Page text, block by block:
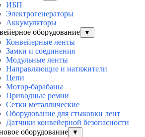
ИБП
Электрогенераторы
Аккумуляторы
оборудование
▼
Конвейерные ленты
Замки и соединения
Модульные ленты
Направляющие и натяжители
Цепи
Мотор-барабаны
Приводные ремни
Сетки металлические
Оборудование для стыковки лент
Датчики конвейерной безопасности
оборудование
▼